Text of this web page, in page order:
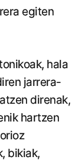
egiten
hala
jarrera-
direnak,
hartzen
bikiak,